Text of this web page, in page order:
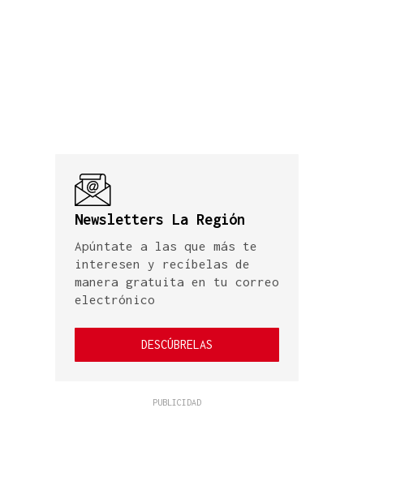
Newsletters La Región
Apúntate a las que más te
interesen y recíbelas de
manera gratuita en tu correo
electrónico
DESCÚBRELAS